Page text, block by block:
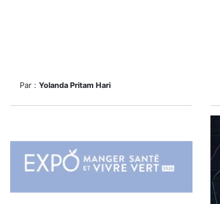
Par : Yolanda Pritam Hari